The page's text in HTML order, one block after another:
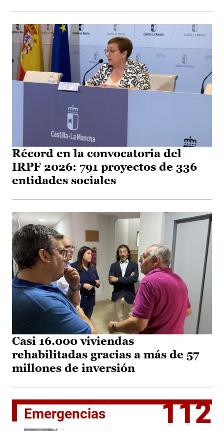
Récord en la convocatoria del
IRPF 2026: 791 proyectos de 336
entidades sociales
Casi 16.000 viviendas
rehabilitadas gracias a más de 57
millones de inversión
Emergencias 112